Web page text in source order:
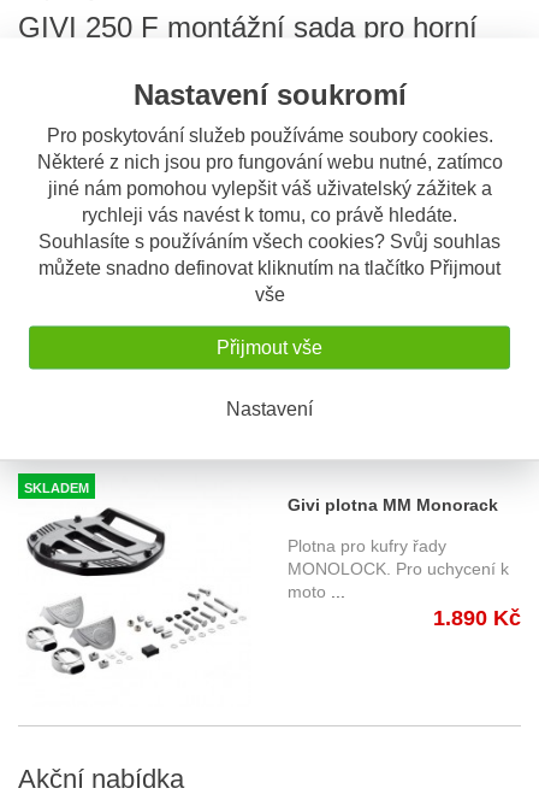
Nastavení soukromí
Pro poskytování služeb používáme soubory cookies.
Některé z nich jsou pro fungování webu nutné, zatímco
jiné nám pomohou vylepšit váš uživatelský zážitek a
rychleji vás navést k tomu, co právě hledáte.
Souhlasíte s používáním všech cookies? Svůj souhlas
můžete snadno definovat kliknutím na tlačítko Přijmout
vše
Přijmout vše
Nastavení
GIVI 250 F montážní sada pro horní
Montážní sada pro horní kufr
Plotnu M2 (hliníková) nebo M3 (plastová) pro kufry řady
MONOKEY(E 52 Maxia, V 46)
Plotnu MM (hliníková) pro kufry řadyMONOLOCK(E 260
Micro, E 30 Tour, E 340 Vision, E 370, E 470 Simply)
POZOR !!! Pokud máte kufr s vlastní plotnou (čili
MONOLOCK), stejně při použití montážní sady potřebujete
plotnu MM. Plotnu dodávanou s kufrem uplatníte pouze v
případě, že motocykl již má nějaký zadní nosič (např. skútry
nebo endura)
S tímto výrobkem si ostatní také
SKLADEM
Givi plotna MM Monorack
pro kufry Givi řady
MONOLOCK
Plotna pro kufry řady
MONOLOCK. Pro uchycení k
moto
1.890 Kč
Akční nabídka